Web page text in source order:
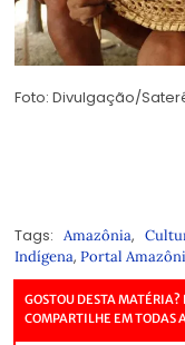
Foto: Divulgação/
Tags: Amazônia,
Indígena, Portal
GOSTOU DESTA MATÉRIA?
COMPARTILHE EM TODAS